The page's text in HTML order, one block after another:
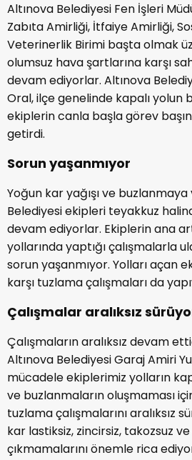
Altınova Belediyesi Fen İşleri
Zabıta Amirliği, İtfaiye Amirliği,
Veterinerlik Birimi başta olmak
olumsuz hava şartlarına karşı
devam ediyorlar. Altınova
Oral, ilçe genelinde kapalı yolun
ekiplerin canla başla görev
getirdi.
Sorun yaşanmıyor
Yoğun kar yağışı ve
Belediyesi ekipleri teyakkuz
devam ediyorlar. Ekiplerin ana
yollarında yaptığı çalışmalarla
sorun yaşanmıyor. Yolları açan
karşı tuzlama çalışmaları da
Çalışmalar aralıksız
Çalışmaların aralıksız devam
Altınova Belediyesi Garaj Amiri
mücadele ekiplerimiz yolların
ve buzlanmaların oluşmaması
tuzlama çalışmalarını aralıksız
kar lastiksiz, zincirsiz, takozsuz
çıkmamalarını önemle rica